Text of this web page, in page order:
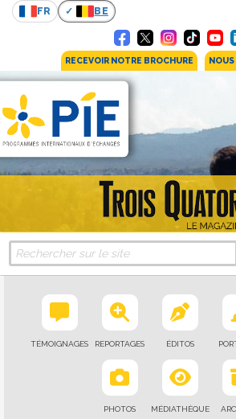
FR BE
RECEVOIR NOTRE BROCHURE
TÉMOIGNAGES REPORTAGES ÉDITOS
PHOTOS MÉDIATHÈQUE